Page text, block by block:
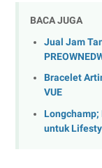
BACA JUGA
Jual Jam
Bracelet
VUE
Longchamp;
untuk